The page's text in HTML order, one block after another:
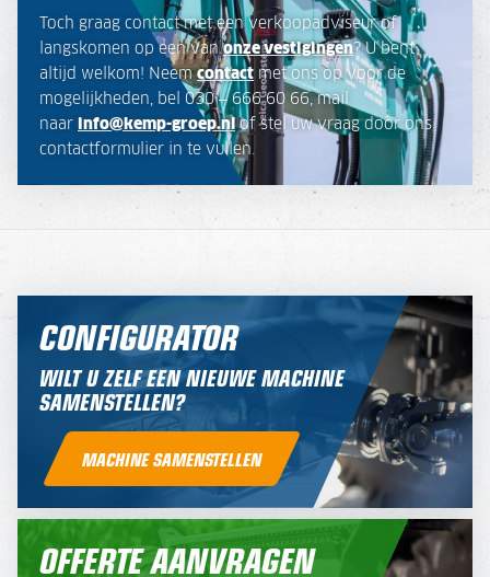
Toch graag contact met een verkoopadviseur of
langskomen op een vanonze vestigingen? U bent
altijd welkom! Neemcontact met ons op voor de
mogelijkheden, bel 030 – 666 60 66, mail
naar
info@kemp-groep.nlof stel uw vraag door ons
contactformulier in te vullen.
CONFIGURATOR
WILT U ZELF EEN NIEUWE MACHINE
SAMENSTELLEN?
MACHINE SAMENSTELLEN
OFFERTE AANVRAGEN